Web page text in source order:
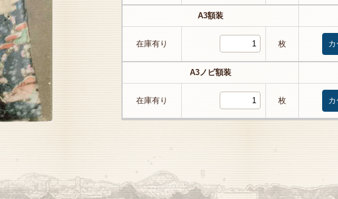
A3額装
在庫有り 枚
A3ノビ額装
在庫有り 枚